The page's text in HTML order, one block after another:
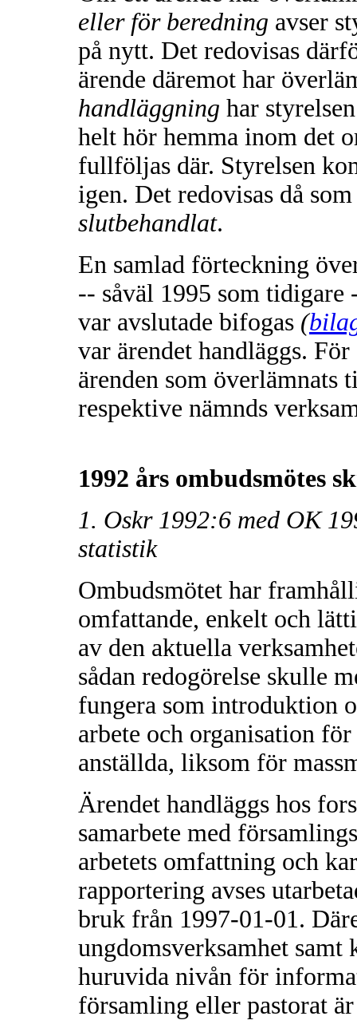
eller för beredning avser
på nytt. Det redovisas
ärende däremot har
handläggning har
helt hör hemma inom det
fullföljas där. Styrelsen
igen. Det redovisas då
slutbehandlat.
En samlad förteckning
-- såväl 1995 som tidigare
var avslutade bifogas (
var ärendet handläggs.
ärenden som överlämnats
respektive nämnds
1992 års ombudsmötes
1. Oskr 1992:6 med OK
statistik
Ombudsmötet har
omfattande, enkelt och
av den aktuella
sådan redogörelse skulle
fungera som introduktion
arbete och organisation
anställda, liksom för
Ärendet handläggs hos
samarbete med
arbetets omfattning och
rapportering avses
bruk från 1997-01-01.
ungdomsverksamhet
huruvida nivån för
församling eller pastorat